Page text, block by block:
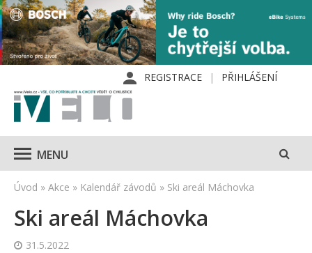
REGISTRACE PŘIHLÁŠENÍ
MENU
Úvod » Akce » Kalendář závodů » Ski areál Máchovka
Ski areál Máchovka
31.5.2022